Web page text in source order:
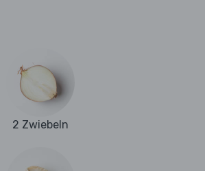
2 Zwiebeln